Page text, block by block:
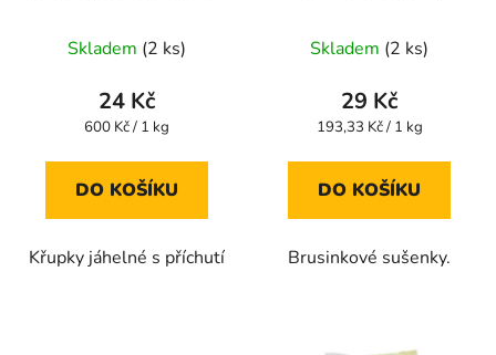
Skladem (2 ks)
24 Kč
Měrná
600 Kč / 1 kg
DO KOŠÍKU
Křupky jáhelné s příchutí
150g
hodnocení
produktu
je
z
Skladem (2 ks)
29 Kč
Měrná
193,33 Kč / 1 kg
DO KOŠÍKU
Brusinkové sušenky.